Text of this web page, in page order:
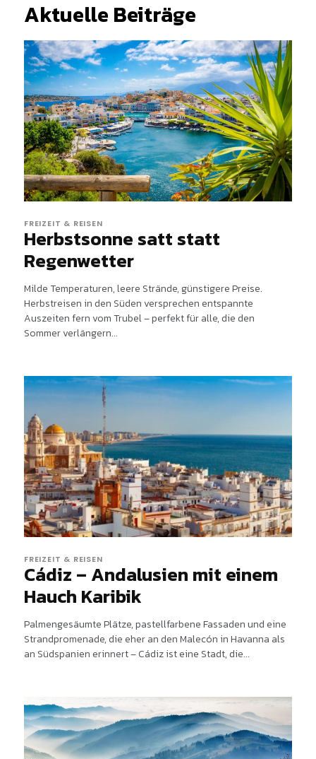
Aktuelle Beiträge
FREIZEIT & REISEN
Herbstsonne satt statt
Regenwetter
Milde Temperaturen, leere Strände, günstigere Preise.
Herbstreisen in den Süden versprechen entspannte
Auszeiten fern vom Trubel – perfekt für alle, die den
Sommer verlängern...
FREIZEIT & REISEN
Cádiz – Andalusien mit einem
Hauch Karibik
Palmengesäumte Plätze, pastellfarbene Fassaden und eine
Strandpromenade, die eher an den Malecón in Havanna als
an Südspanien erinnert – Cádiz ist eine Stadt, die...